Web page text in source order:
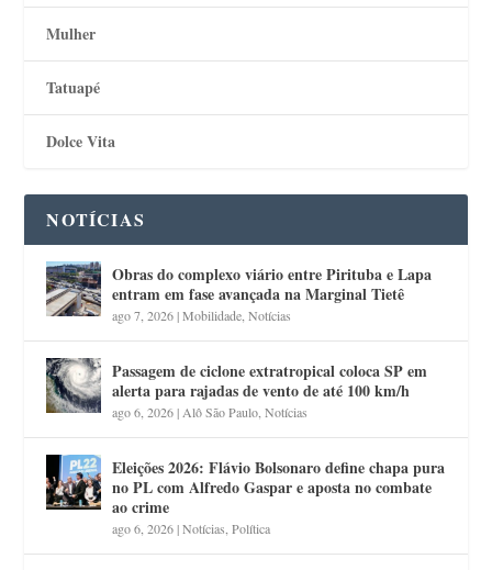
Mulher
Tatuapé
Dolce Vita
NOTÍCIAS
Obras do complexo viário entre Pirituba e Lapa
entram em fase avançada na Marginal Tietê
ago 7, 2026|Mobilidade ,Notícias
Passagem de ciclone extratropical coloca SP em
alerta para rajadas de vento de até 100 km/h
ago 6, 2026| Alô São Paulo ,Notícias
Eleições 2026: Flávio Bolsonaro define chapa pura
no PL com Alfredo Gaspar e aposta no combate
ao crime
ago 6, 2026|Notícias ,Política